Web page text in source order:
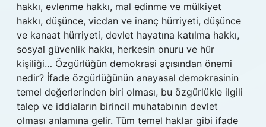
hakkı, evlenme hakkı, mal edinme ve mülkiyet
hakkı, düşünce, vicdan ve inanç hürriyeti, düşünce
ve kanaat hürriyeti, devlet hayatına katılma hakkı,
sosyal güvenlik hakkı, herkesin onuru ve hür
kişiliği… Özgürlüğün demokrasi açısından önemi
nedir? İfade özgürlüğünün anayasal demokrasinin
temel değerlerinden biri olması, bu özgürlükle ilgili
talep ve iddiaların birincil muhatabının devlet
olması anlamına gelir. Tüm temel haklar gibi ifade